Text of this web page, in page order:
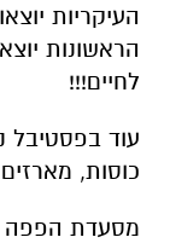
העיקריות
לחיים!!!
עוד בפסטיבל
כוסות,